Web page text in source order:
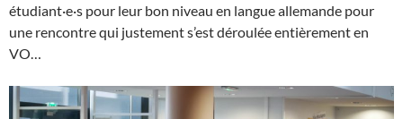
étudiant·e·s pour leur bon niveau en langue allemande pour
une rencontre qui justement s’est déroulée entièrement en
VO…